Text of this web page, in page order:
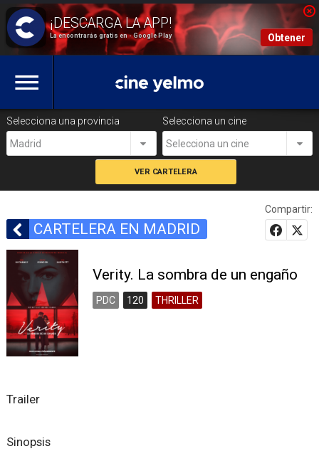
La encontrarás gratis en - Google Play Obtener
Selecciona una provincia
Madrid
Selecciona un cine
Selecciona un cine
CARTELERA EN MADRID
Compartir:
Verity. La sombra de un engaño
PDC 120 THRILLER
Trailer
Sinopsis